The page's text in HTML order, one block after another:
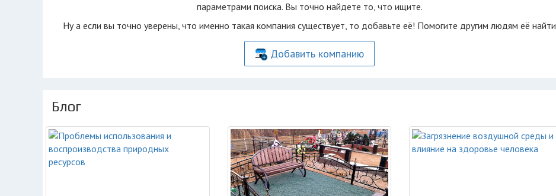
параметрами поиска. Вы точно найдете то, что ищите.
Ну а если вы точно уверены, что именно такая компания существует, то добавьте её! Помогите другим людям её найти
Добавить компанию
Блог